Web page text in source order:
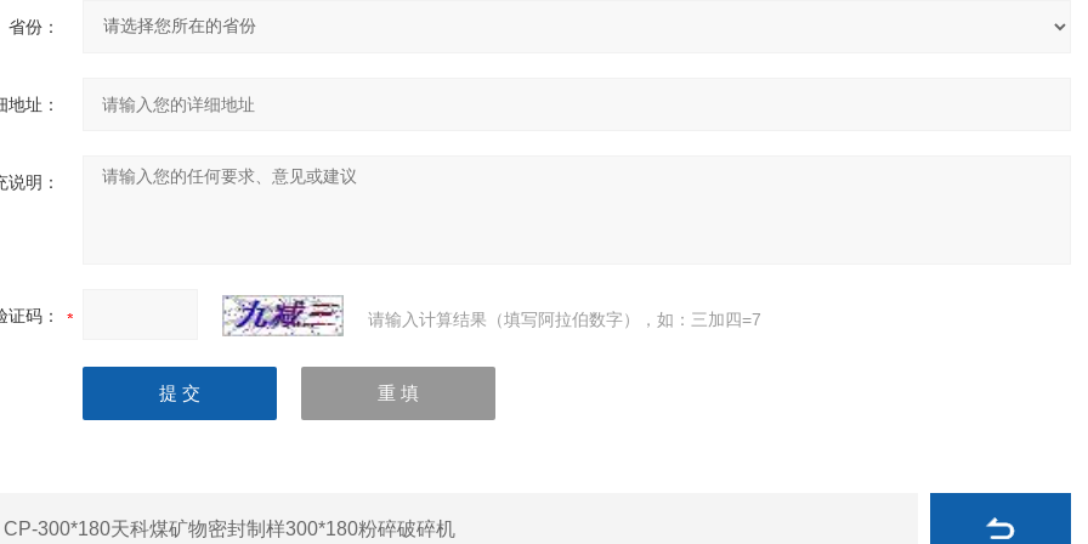
省份：
地址：
说明：
证码： 请输入计算结果（填写阿拉伯数字），如：三加四=7
CP-300*180天科煤矿物密封制样300*180粉碎破碎机